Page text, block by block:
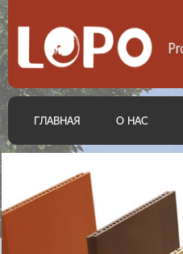
ГЛАВНАЯ О НАС